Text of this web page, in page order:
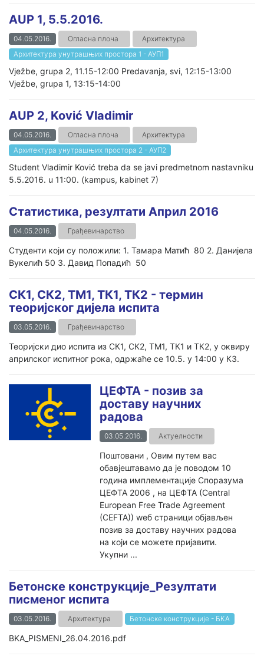
AUP 1, 5.5.2016.
04.05.2016. Огласна плоча
Архитектура
Архитектура унутрашњих простора 1 - АУП1
Vježbe, grupa 2, 11.15-12:00 Predavanja, svi, 12:15-13:00
Vježbe, grupa 1, 13:15-14:00
AUP 2, Ković Vladimir
04.05.2016. Огласна плоча
Архитектура
Архитектура унутрашњих простора 2 - АУП2
Student Vladimir Ković treba da se javi predmetnom nastavniku
5.5.2016. u 11:00. (kampus, kabinet 7)
Статистика, резултати Април 2016
04.05.2016. Грађевинарство
Студенти који су положили: 1. Тамара Матић 80 2. Данијела
Вукелић 50 3. Давид Попадић 50
СК1, СК2, ТМ1, ТК1, ТК2 - термин
теоријског дијела испита
03.05.2016. Грађевинарство
Теоријски дио испита из СК1, СК2, ТМ1, ТК1 и ТК2, у оквиру
априлског испитног рока, одржаће се 10.5. у 14:00 у К3.
ЦЕФТА - позив за
доставу научних
радова
03.05.2016. Актуелности
Поштовани , Овим путем вас
обавјештавамо да је поводом 10
година имплементације Споразума
ЦЕФТА 2006 , на ЦЕФТА (Central
European Free Trade Agreement
(CEFTA)) wеб страници објављен
позив за доставу научних радова
на који се можете пријавити.
Укупни ...
Бетонске конструкције_Резултати
писменог испита
03.05.2016. Архитектура Бетонске конструкције - БКА
BKA_PISMENI_26.04.2016.pdf